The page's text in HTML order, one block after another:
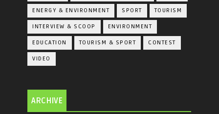
ENERGY & ENVIRONMENT SPORT TOURISM
INTERVIEW & SCOOP ENVIRONMENT
EDUCATION TOURISM & SPORT CONTEST
VIDEO
ARCHIVE